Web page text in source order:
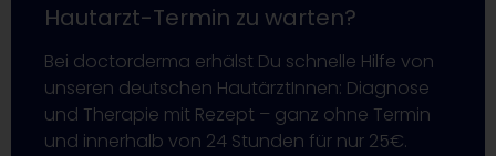
Hautarzt-Termin zu warten?
Bei doctorderma erhälst Du schnelle Hilfe von
unseren deutschen HautärztInnen: Diagnose
und Therapie mit Rezept – ganz ohne Termin
und innerhalb von 24 Stunden für nur 25€.